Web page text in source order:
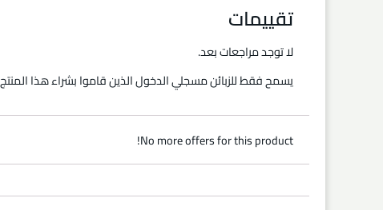
تقييمات
لا توجد مراجعات بعد.
يسمح فقط للزبائن مسجلي الدخول الذين قاموا بشراء هذا
No more offers for this product!